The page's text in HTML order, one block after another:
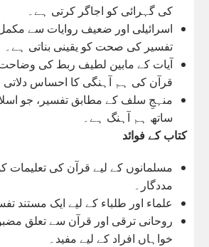
کی گہرائی کو اجاگر کرتی ہے۔
اسرائیلی اور ضعیف روایات سے
تفسیر کی صحت کو یقینی بناتی ہے۔
آیات کے مابین لطیف ربط کی
قرآن کی ہم آہنگی کا احساس
منہجِ سلف کے مطابق تفسیر، جو
ساتھ ہم آہنگ ہے۔
کتاب کے فوائد
مسلمانوں کے لیے قرآن کی تعلیمات
مددگار۔
علماء اور طلباء کے لیے ایک مستند
روحانی ترقی اور قرآن سے تعلق
خواہاں افراد کے لیے مفید۔